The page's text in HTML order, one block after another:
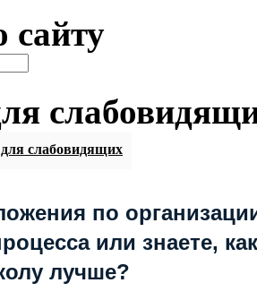
сайту
слабовидящих
по
или знаете, как
лучше?